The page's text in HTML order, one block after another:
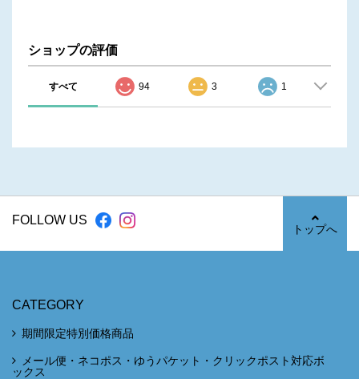
ショップの評価
すべて 94 3 1
FOLLOW US
トップへ
CATEGORY
期間限定特別価格商品
メール便・ネコポス・ゆうパケット・クリックポスト対応ボ
ックス